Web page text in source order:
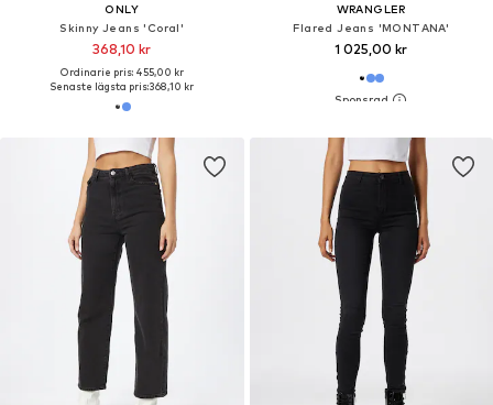
ONLY
Skinny Jeans 'Coral'
368,10 kr
Ordinarie pris: 455,00 kr
Senaste lägsta pris:368,10 kr
WRANGLER
Flared Jeans 'MONTANA'
1 025,00 kr